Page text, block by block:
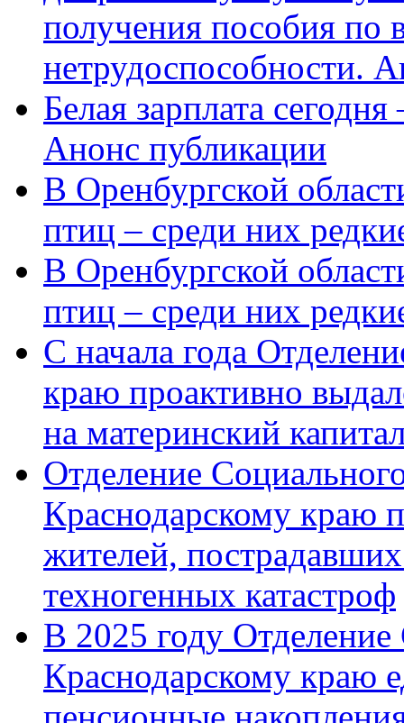
получения пособия по
нетрудоспособности.
Белая зарплата
Анонс публикации
В Оренбургской
птиц – среди них
В Оренбургской
птиц – среди них
С начала года
краю проактивно
на материнский
Отделение
Краснодарскому краю
жителей,
техногенных катастроф
В 2025 году
Краснодарскому краю